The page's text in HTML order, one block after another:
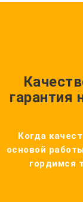
гарантия
Когда
основой
гордимся